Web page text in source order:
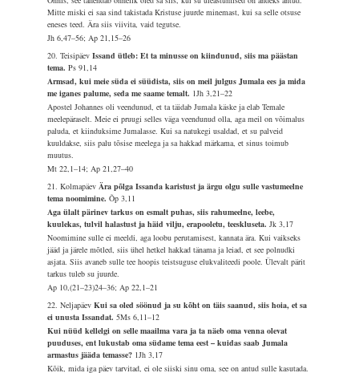
Mitte miski ei saa sind takistada Kristuse juurde minemast, kui sa selle otsuse
eneses teed. Ära siis viivita, vaid tegutse.
Jh 6,47–56; Ap 21,15–26
20. TeisipäevIssand ütleb: Et ta minusse on kiindunud, siis ma päästan
tema.Ps 91,14
Armsad, kui meie süda ei süüdista, siis on meil julgus Jumala ees ja mida
me iganes palume, seda me saame temalt. 1Jh 3,21–22
Apostel Johannes oli veendunud, et ta täidab Jumala käske ja elab Temale
meelepäraselt. Meie ei pruugi selles väga veendunud olla, aga meil on võimalus
paluda, et kiinduksime Jumalasse. Kui sa natukegi usaldad, et su palveid
kuuldakse, siis palu tõsise meelega ja sa hakkad märkama, et sinus toimub
muutus.
Mt 22,1–14; Ap 21,27–40
21. KolmapäevÄra põlga Issanda karistust ja ärgu olgu sulle vastumeelne
tema noomimine.Õp 3,11
Aga ülalt pärinev tarkus on esmalt puhas, siis rahumeelne, leebe,
kuulekas, tulvil halastust ja häid vilju, erapooletu, teeskluseta.Jk 3,17
Noomimine sulle ei meeldi, aga loobu perutamisest, kannata ära. Kui vaikseks
jääd ja järele mõtled, siis ühel hetkel hakkad tänama ja leiad, et see polnudki
asjata. Siis avaneb sulle tee hoopis teistsuguse elukvaliteedi poole. Ülevalt pärit
tarkus tuleb su juurde.
Ap 10,(21–23)24–36; Ap 22,1–21
22. NeljapäevKui sa oled söönud ja su kõht on täis saanud, siis hoia, et sa
ei unusta Issandat.5Ms 6,11–12
Kui nüüd kellelgi on selle maailma vara ja ta näeb oma venna olevat
puuduses, ent lukustab oma südame tema eest – kuidas saab Jumala
armastus jääda temasse? 1Jh 3,17
Kõik, mida iga päev tarvitad, ei ole siiski sinu oma, see on antud sulle kasutada.